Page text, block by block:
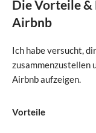
Die Vorteile
Airbnb
Ich habe versucht,
zusammenzustellen
Airbnb aufzeigen.
Vorteile